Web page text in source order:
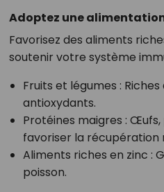
Adoptez une
Favorisez des aliments
soutenir votre système
Fruits et légumes :
antioxydants.
Protéines maigres :
favoriser la récupération
Aliments riches en zinc :
poisson.